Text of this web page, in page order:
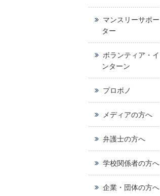
マンスリーサポー
ター
ボランティア・イ
ンターン
プロボノ
メディアの方へ
弁護士の方へ
学校関係者の方へ
企業・団体の方へ